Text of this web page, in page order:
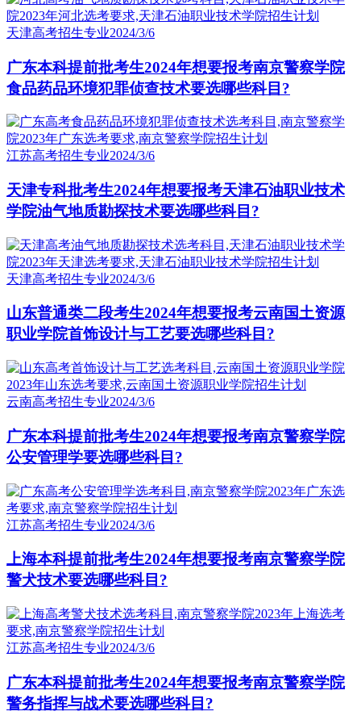
天津高考招生专业2024/3/6
广东本科提前批考生2024年想要报考南京警察学院
食品药品环境犯罪侦查技术要选哪些科目?
江苏高考招生专业2024/3/6
天津专科批考生2024年想要报考天津石油职业技术
学院油气地质勘探技术要选哪些科目?
天津高考招生专业2024/3/6
山东普通类二段考生2024年想要报考云南国土资源
职业学院首饰设计与工艺要选哪些科目?
云南高考招生专业2024/3/6
广东本科提前批考生2024年想要报考南京警察学院
公安管理学要选哪些科目?
江苏高考招生专业2024/3/6
上海本科提前批考生2024年想要报考南京警察学院
警犬技术要选哪些科目?
江苏高考招生专业2024/3/6
广东本科提前批考生2024年想要报考南京警察学院
警务指挥与战术要选哪些科目?